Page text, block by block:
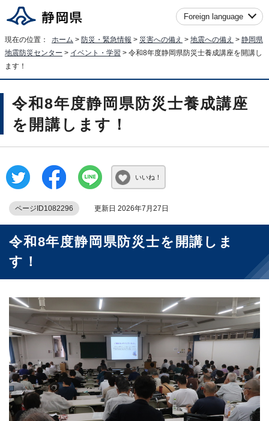
Foreign language
現在の位置： ホーム > 防災・緊急情報 > 災害への備え > 地震への備え > 静岡県
地震防災センター > イベント・学習 > 令和8年度静岡県防災士養成講座を開講し
ます！
令和8年度静岡県防災士養成講座
を開講します！
いいね！
ページID1082296 更新日 2026年7月27日
令和8年度静岡県防災士を開講しま
す！